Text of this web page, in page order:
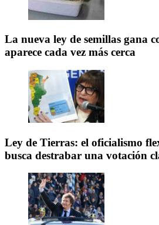
La nueva ley de semillas gana
aparece cada vez más cerca
Ley de Tierras: el oficialismo
busca destrabar una votación